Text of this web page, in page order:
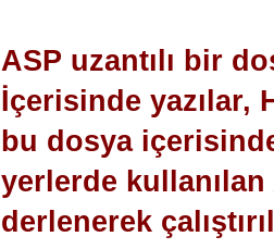
ASP uzantılı bir
İçerisinde yazılar,
bu dosya
yerlerde kullanılan
derlenerek